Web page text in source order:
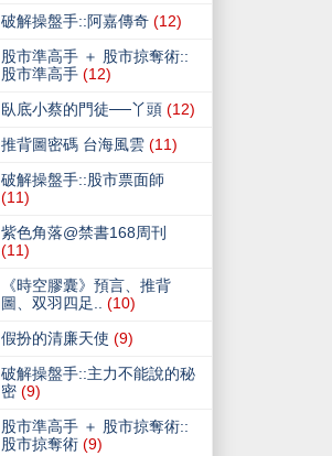
破解操盤手::阿嘉傳奇 (12)
股市準高手 ＋ 股市掠奪術::
股市準高手 (12)
臥底小蔡的門徒──丫頭 (12)
推背圖密碼 台海風雲 (11)
破解操盤手::股市票面師
(11)
紫色角落@禁書168周刊
(11)
《時空膠囊》預言、推背
圖、双羽四足..
(10)
假扮的清廉天使 (9)
破解操盤手::主力不能說的秘
密 (9)
股市準高手 ＋ 股市掠奪術::
股市掠奪術 (9)